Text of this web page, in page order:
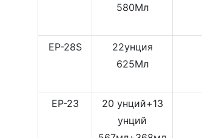
580Мл
EP-28S
22унция
625Мл
EP-23
20 унций+13
унций